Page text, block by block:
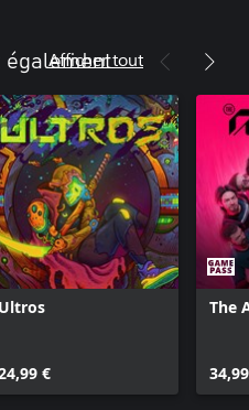
également
Afficher tout
Ultros
€
The